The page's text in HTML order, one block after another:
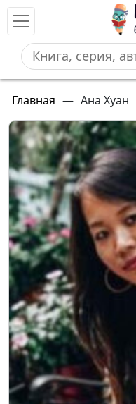
Главная — Ана Хуан